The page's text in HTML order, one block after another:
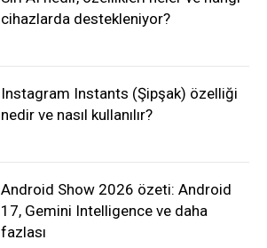
cihazlarda destekleniyor?
Instagram Instants (Şipşak) özelliği
nedir ve nasıl kullanılır?
Android Show 2026 özeti: Android
17, Gemini Intelligence ve daha
fazlası